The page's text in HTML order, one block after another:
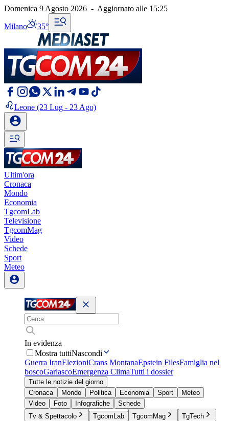
Domenica 9 Agosto 2026 - Aggiornato alle 15:25
Milano 35°
Leone (23 Lug - 23 Ago)
Ultim'ora
Cronaca
Mondo
Economia
TgcomLab
Televisione
TgcomMag
Video
Schede
Sport
Meteo
In evidenza
Mostra tuttiNascondi
Guerra IranElezioniCrans MontanaEpstein FilesFamiglia nel
boscoGarlascoEmergenza ClimaTutti i dossier
Tutte le notizie del giorno
Cronaca
Mondo Politica Economia Sport
Meteo
Video
Foto Infografiche
Schede
Tv & Spettacolo
TgcomLab TgcomMag
TgTech